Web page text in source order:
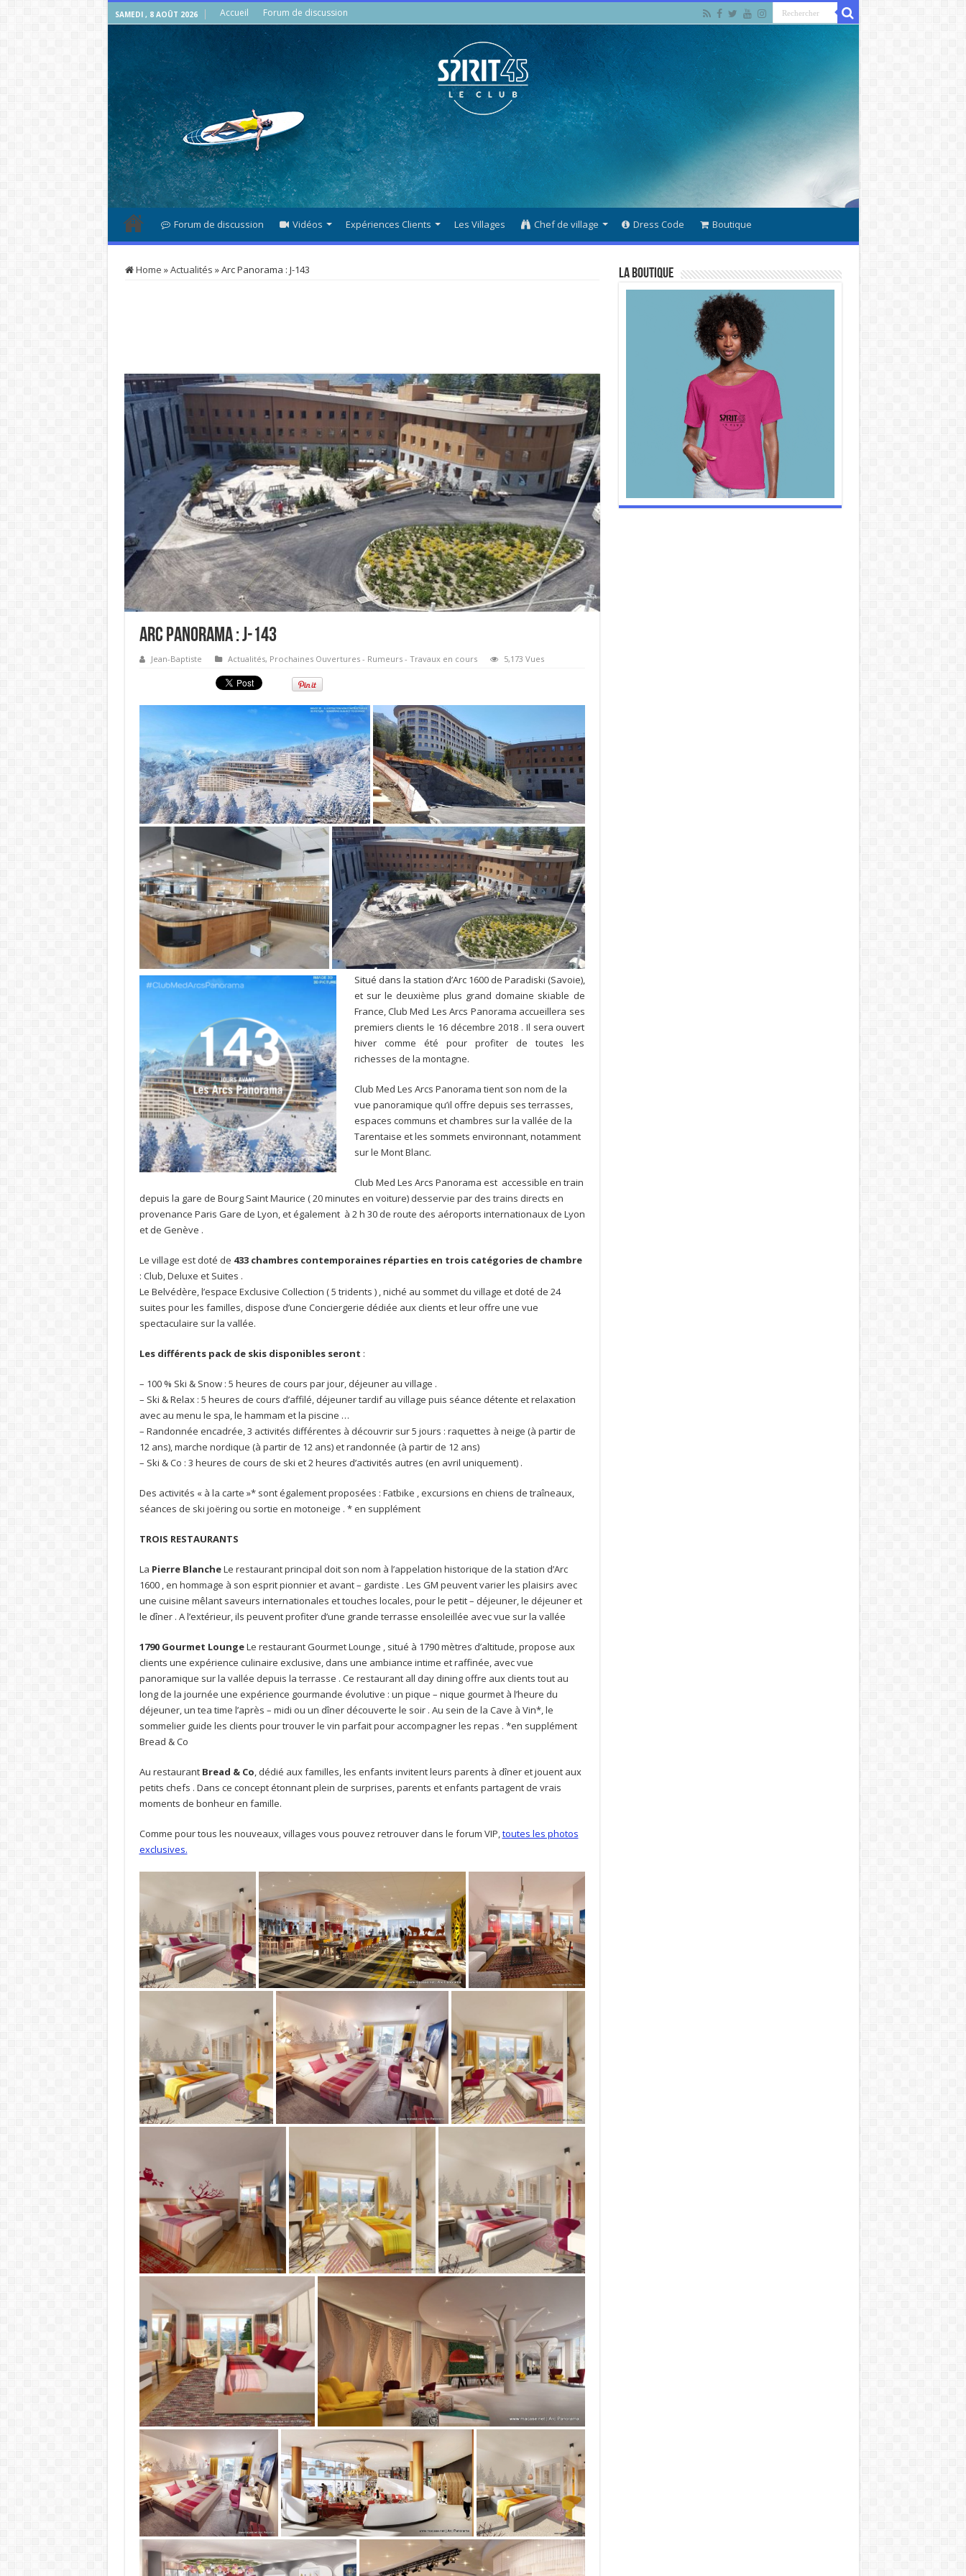
SAMEDI , 8 AOÛT 2026 Accueil Forum de discussion
Forum de discussion Vidéos Expériences Clients Les Villages Chef de village Dress Code Boutique
Home »Actualités »Arc Panorama : J-143
Arc Panorama : J-143
Jean-Baptiste Actualités, Prochaines Ouvertures - Rumeurs - Travaux en cours 5,173 Vues
Situé dans la station d’Arc 1600 de Paradiski (Savoie),
et sur le deuxième plus grand domaine skiable de
France, Club Med Les Arcs Panorama accueillera ses
premiers clients le 16 décembre 2018 . Il sera ouvert
hiver comme été pour profiter de toutes les
richesses de la montagne.
Club Med Les Arcs Panorama tient son nom de la
vue panoramique qu’il offre depuis ses terrasses,
espaces communs et chambres sur la vallée de la
Tarentaise et les sommets environnant, notamment
sur le Mont Blanc.
Club Med Les Arcs Panorama est accessible en train
depuis la gare de Bourg Saint Maurice ( 20 minutes en voiture) desservie par des trains directs en
provenance Paris Gare de Lyon, et également à 2 h 30 de route des aéroports internationaux de Lyon
et de Genève .
Le village est doté de 433 chambres contemporaines réparties en trois catégories de chambre
: Club, Deluxe et Suites .
Le Belvédère, l’espace Exclusive Collection ( 5 tridents ) , niché au sommet du village et doté de 24
suites pour les familles, dispose d’une Conciergerie dédiée aux clients et leur offre une vue
spectaculaire sur la vallée.
Les différents pack de skis disponibles seront :
– 100 % Ski & Snow : 5 heures de cours par jour, déjeuner au village .
– Ski & Relax : 5 heures de cours d’affilé, déjeuner tardif au village puis séance détente et relaxation
avec au menu le spa, le hammam et la piscine …
– Randonnée encadrée, 3 activités différentes à découvrir sur 5 jours : raquettes à neige (à partir de
12 ans), marche nordique (à partir de 12 ans) et randonnée (à partir de 12 ans)
– Ski & Co : 3 heures de cours de ski et 2 heures d’activités autres (en avril uniquement) .
Des activités « à la carte »* sont également proposées : Fatbike , excursions en chiens de traîneaux,
séances de ski joëring ou sortie en motoneige . * en supplément
TROIS RESTAURANTS
La Pierre BlancheLe restaurant principal doit son nom à l’appelation historique de la station d’Arc
1600 , en hommage à son esprit pionnier et avant – gardiste . Les GM peuvent varier les plaisirs avec
une cuisine mêlant saveurs internationales et touches locales, pour le petit – déjeuner, le déjeuner et
le dîner . A l’extérieur, ils peuvent profiter d’une grande terrasse ensoleillée avec vue sur la vallée
1790 Gourmet LoungeLe restaurant Gourmet Lounge , situé à 1790 mètres d’altitude, propose aux
clients une expérience culinaire exclusive, dans une ambiance intime et raffinée, avec vue
panoramique sur la vallée depuis la terrasse . Ce restaurant all day dining offre aux clients tout au
long de la journée une expérience gourmande évolutive : un pique – nique gourmet à l’heure du
déjeuner, un tea time l’après – midi ou un dîner découverte le soir . Au sein de la Cave à Vin*, le
sommelier guide les clients pour trouver le vin parfait pour accompagner les repas . *en supplément
Bread & Co
Au restaurantBread & Co, dédié aux familles, les enfants invitent leurs parents à dîner et jouent aux
petits chefs . Dans ce concept étonnant plein de surprises, parents et enfants partagent de vrais
moments de bonheur en famille.
Comme pour tous les nouveaux, villages vous pouvez retrouver dans le forum VIP,toutes les photos
exclusives.
La Boutique